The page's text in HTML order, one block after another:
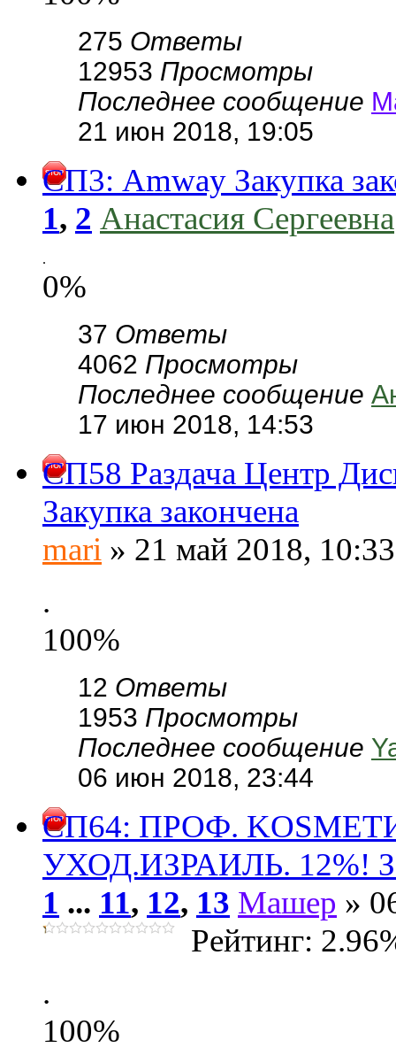
275 Ответы
12953 Просмотры
Последнее сообщение
21 июн 2018, 19:05
СП3: Amway Закупка
1, 2 Анастасия Сергеевна
.
0%
37 Ответы
4062 Просмотры
Последнее сообщение
17 июн 2018, 14:53
СП58 Раздача Центр
Закупка закончена
mari » 21 май 2018, 10:33
.
100%
12 Ответы
1953 Просмотры
Последнее сообщение
06 июн 2018, 23:44
СП64: ПРОФ.
УХОД.ИЗРАИЛЬ. 12%!
1 ... 11, 12, 13 Машер »
Рейтинг:
.
100%